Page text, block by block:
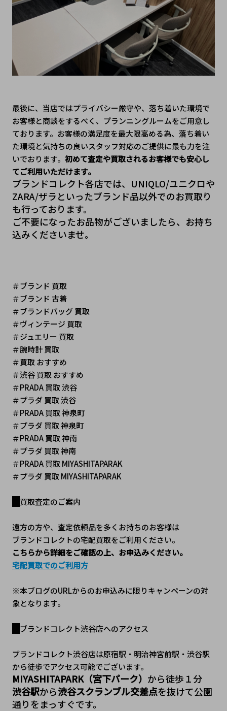
最後に、当店ではプライバシー厳守や、落ち着いた環境で
お客様と商談をするべく、プランニングルームをご用意し
ております。お客様の満足度を最大限高める為、落ち着い
た環境と気持ちの良いスタッフ対応のご提供に最も力を注
いでおります。 初めて査定や買取されるお客様でも安心し
てご利用いただけます。
ブランドコレクト各店では、UNIQLO/ユニクロや
ZARA/ザラといったブランド品以外でのお買取り
も行っております。
ご不要になったお品物がございましたら、お持ち
込みくださいませ。
＃ブランド 買取
＃ブランド 古着
＃ブランドバッグ 買取
＃ヴィンテージ 買取
＃ジュエリー 買取
＃腕時計 買取
＃買取 おすすめ
＃渋谷 買取 おすすめ
＃PRADA 買取 渋谷
＃プラダ 買取 渋谷
＃PRADA 買取 神泉町
＃プラダ 買取 神泉町
＃PRADA 買取 神南
＃プラダ 買取 神南
＃PRADA 買取 MIYASHITAPARAK
＃プラダ 買取 MIYASHITAPARAK
買取査定のご案内
遠方の方や、査定依頼品を多くお持ちのお客様は
ブランドコレクトの宅配買取をご利用ください。
こちらから詳細をご確認の上、お申込みください。
宅配買取でのご利用方
※本ブログのURLからのお申込みに限りキャンペーンの対
象となります。
ブランドコレクト渋谷店へのアクセス
ブランドコレクト渋谷店は原宿駅・明治神宮前駅・渋谷駅
から徒歩でアクセス可能でございます。
MIYASHITAPARK（宮下パーク） から徒歩１分
渋谷駅から渋谷スクランブル交差点を抜けて公園
通りをまっすぐです。